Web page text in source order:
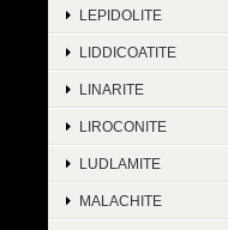
LEPIDOLITE
LIDDICOATITE
LINARITE
LIROCONITE
LUDLAMITE
MALACHITE